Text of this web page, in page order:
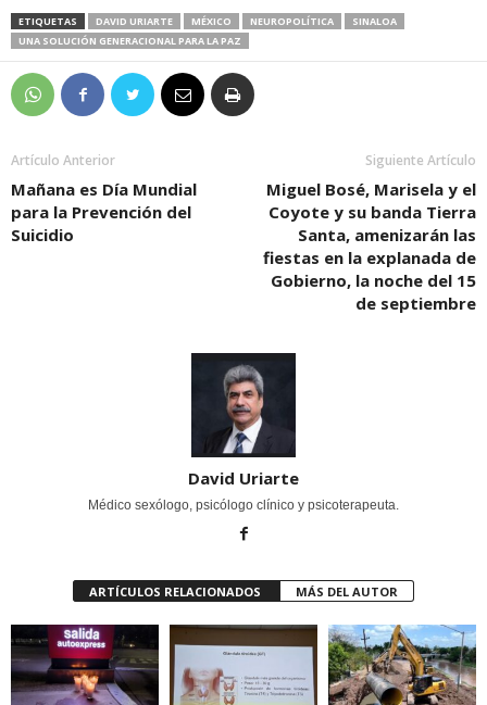
ETIQUETAS DAVID URIARTE MÉXICO NEUROPOLÍTICA
SINALOA
UNA SOLUCIÓN GENERACIONAL PARA LA PAZ
Artículo Anterior
Mañana es Día Mundial
para la Prevención del
Suicidio
Siguiente Artículo
Miguel Bosé, Marisela y el
Coyote y su banda Tierra
Santa, amenizarán las
fiestas en la explanada de
Gobierno, la noche del 15
de septiembre
David Uriarte
Médico sexólogo, psicólogo clínico y psicoterapeuta.
ARTÍCULOS RELACIONADOS MÁS DEL AUTOR